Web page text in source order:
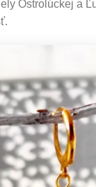
Ostrolúckej a